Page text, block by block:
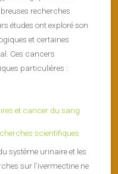
recherches
études ont exploré son
et certaines
Ces cancers
particulières :
scientifiques
système urinaire et les
sur l’ivermectine ne